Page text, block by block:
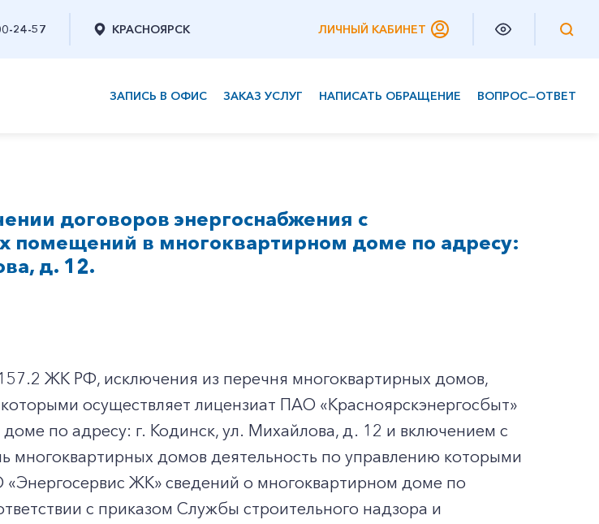
24-57
звонок
КРАСНОЯРСК ЛИЧНЫЙ КАБИНЕТ
ЗАПИСЬ В ОФИС ЗАКАЗ УСЛУГ НАПИСАТЬ ОБРАЩЕНИЕ ВОПРОС—ОТВЕТ
договоров энергоснабжения с
помещений в многоквартирном доме по адресу:
д. 12.
ЖК РФ, исключения из перечня многоквартирных домов,
осуществляет лицензиат ПАО «Красноярскэнергосбыт»
по адресу: г. Кодинск, ул. Михайлова, д. 12 и включением с
многоквартирных домов деятельность по управлению которыми
ЖК» сведений о многоквартирном доме по
с приказом Службы строительного надзора и